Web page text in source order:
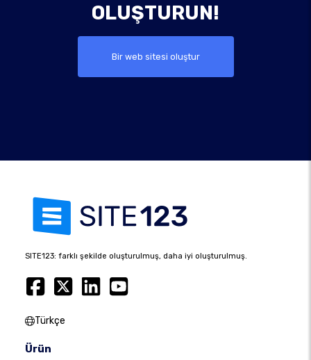
OLUŞTURUN!
Bir web sitesi oluştur
SITE123: farklı şekilde oluşturulmuş, daha iyi oluşturulmuş.
Türkçe
Ürün